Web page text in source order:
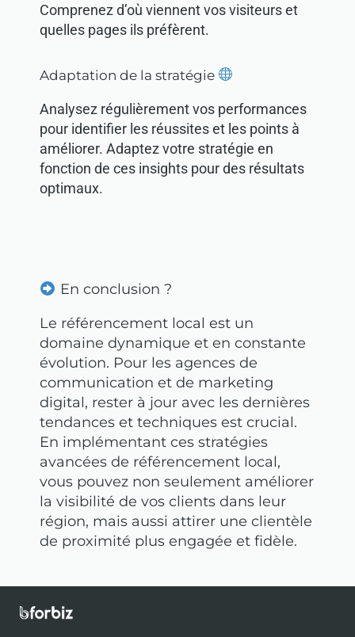
Comprenez d’où viennent vos visiteurs et
quelles pages ils préfèrent.
Adaptation de la stratégie
Analysez régulièrement vos performances
pour identifier les réussites et les points à
améliorer. Adaptez votre stratégie en
fonction de ces insights pour des résultats
optimaux.
En conclusion ?
Le référencement local est un
domaine dynamique et en constante
évolution. Pour les agences de
communication et de marketing
digital, rester à jour avec les dernières
tendances et techniques est crucial.
En implémentant ces stratégies
avancées de référencement local,
vous pouvez non seulement améliorer
la visibilité de vos clients dans leur
région, mais aussi attirer une clientèle
de proximité plus engagée et fidèle.